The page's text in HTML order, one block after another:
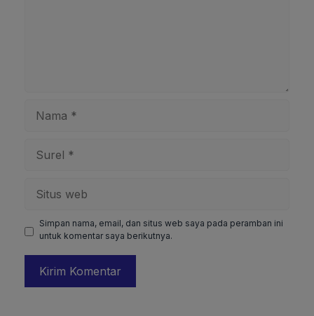
web
Simpan nama, email, dan situs web saya pada peramban ini
untuk komentar saya berikutnya.